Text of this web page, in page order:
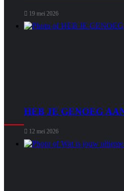
19 mei 2026
HEB JE GENOEG
12 mei 2026